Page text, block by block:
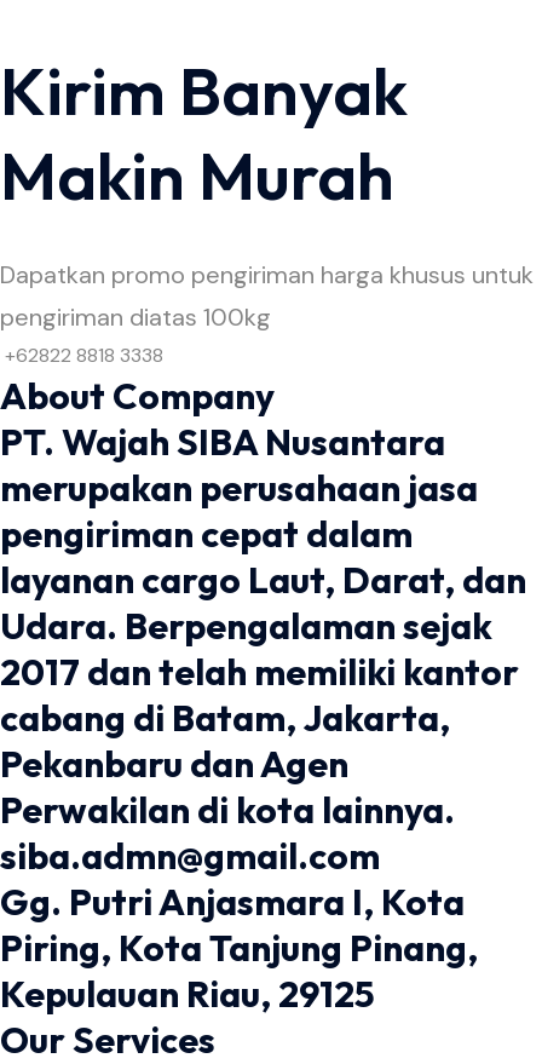
Kirim Banyak
Makin Murah
Dapatkan promo pengiriman harga khusus untuk
pengiriman diatas 100kg
+62822 8818 3338
About Company
PT. Wajah SIBA Nusantara
merupakan perusahaan jasa
pengiriman cepat dalam
layanan cargo Laut, Darat, dan
Udara. Berpengalaman sejak
2017 dan telah memiliki kantor
cabang di Batam, Jakarta,
Pekanbaru dan Agen
Perwakilan di kota lainnya.
siba.admn@gmail.com
Gg. Putri Anjasmara I, Kota
Piring, Kota Tanjung Pinang,
Kepulauan Riau, 29125
Our Services